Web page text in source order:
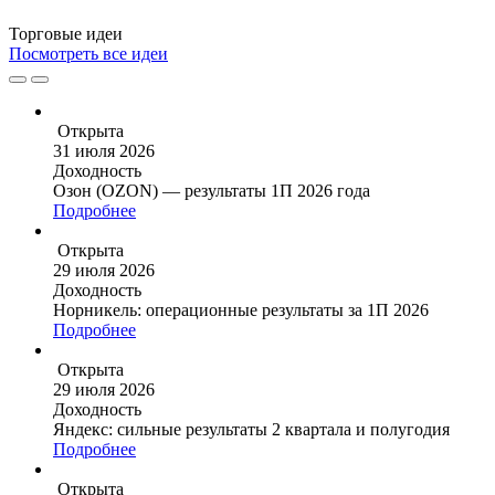
Торговые идеи
Посмотреть все идеи
Открыта
31 июля 2026
Доходность
Озон (OZON) — результаты 1П 2026 года
Подробнее
Открыта
29 июля 2026
Доходность
Норникель: операционные результаты за 1П 2026
Подробнее
Открыта
29 июля 2026
Доходность
Яндекс: сильные результаты 2 квартала и полугодия
Подробнее
Открыта